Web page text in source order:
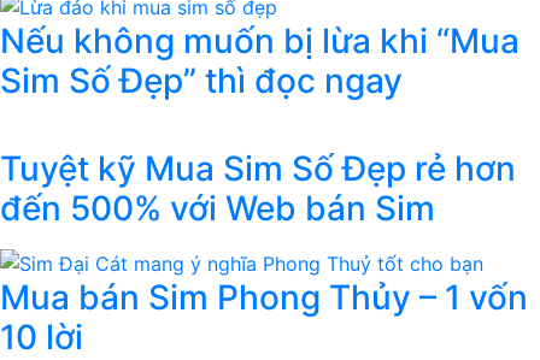
Nếu không muốn bị lừa khi “Mua
Sim Số Đẹp” thì đọc ngay
Tuyệt kỹ Mua Sim Số Đẹp rẻ hơn
đến 500% với Web bán Sim
Mua bán Sim Phong Thủy – 1 vốn
10 lời